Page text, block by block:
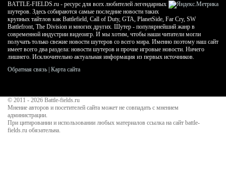
BATTLE-FIELDS.ru - ресурс для всех любителей легендарных
шутеров. Здесь собираются самые последние новости таких
крупных тайтлов как Battlefield, Call of Duty, GTA, PlanetSide, Far Cry, SW
Battlefront, The Division и многих других. Шутер - популярнейший жанр в
современной индустрии видеоигр. И мы хотим, чтобы наши читатели могли
получать только свежие новости шутеров со всего мира. Именно поэтому наш сайт
имеет всего два раздела: новости шутеров и прочие игровые новости. Ничего
лишнего. Исключительно актуальная информация из первых источников.
Обратная связь Карта сайта
© 2011 - 2026 Battle-fields.ru
Мнение авторов и посетителей сайта может не совпадать с мнением
администрации.
При цитировании и использовании любых материалов ссылка на сайт battle-
fields.ru обязательна.